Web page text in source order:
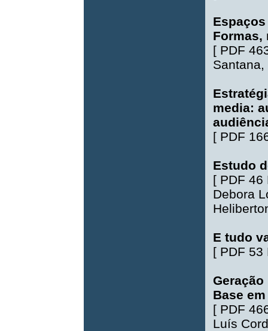
Formas,
[ PDF
Santana,
media:
[ PDF
Estudo
[ PDF 46
Debora
E tudo
[ PDF 53
Base
[ PDF
Luís